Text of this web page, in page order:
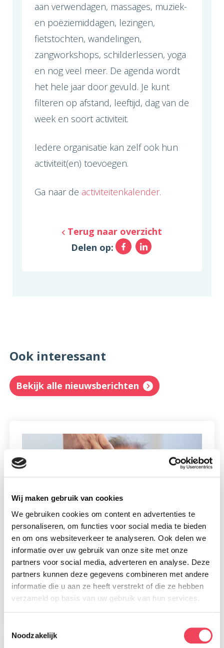
Wij maken gebruik van cookies
We gebruiken cookies om content en advertenties te
personaliseren, om functies voor social media te bieden
en om ons websiteverkeer te analyseren. Ook delen we
informatie over uw gebruik van onze site met onze
partners voor social media, adverteren en analyse. Deze
partners kunnen deze gegevens combineren met andere
informatie die u aan ze heeft verstrekt of die ze hebben
verzameld op basis van uw gebruik van hun services.
Noodzakelijk
aan verwendagen, massages, muziek-
en poëziemiddagen, lezingen,
fietstochten, wandelingen,
zangworkshops, schilderlessen, yoga
en nog veel meer. De agenda wordt
het hele jaar door gevuld. Je kunt
filteren op afstand, leeftijd, dag van de
week en soort activiteit.
Iedere organisatie kan zelf ook hun
activiteit(en) toevoegen.
Ga naar de activiteitenkalender.
Terug naar overzicht
Delen op:
Facebook
LinkedIn
Ook interessant
Bekijk alle nieuwsberichten
Glas of kunststof?
30 juli 2026
Lees meer